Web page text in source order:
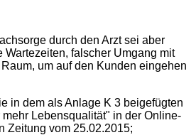
durch den Arzt sei aber
Wartezeiten, falscher Umgang mit
um auf den Kunden eingehen
in dem als Anlage K 3 beigefügten
Lebensqualität" in der Online-
Zeitung vom 25.02.2015;